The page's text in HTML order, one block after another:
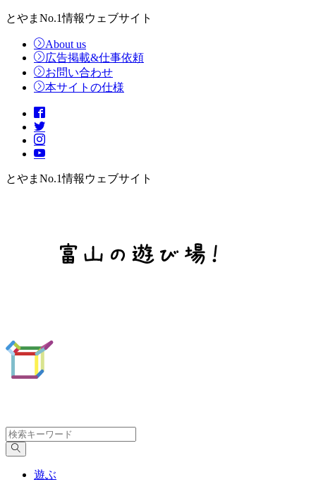
とやまNo.1情報ウェブサイト
About us
広告掲載&仕事依頼
お問い合わせ
本サイトの仕様
とやまNo.1情報ウェブサイト
遊ぶ